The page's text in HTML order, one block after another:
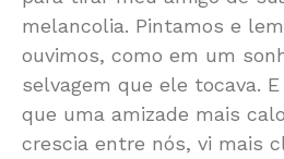
melancolia. Pintamos e
ouvimos, como em um
selvagem que ele tocava.
que uma amizade mais
crescia entre nós, vi mais